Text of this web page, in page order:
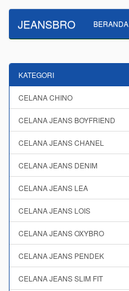
JEANSBRO BERANDA
KATEGORI
CELANA CHINO
CELANA JEANS BOYFRIEND
CELANA JEANS CHANEL
CELANA JEANS DENIM
CELANA JEANS LEA
CELANA JEANS LOIS
CELANA JEANS OXYBRO
CELANA JEANS PENDEK
CELANA JEANS SLIM FIT